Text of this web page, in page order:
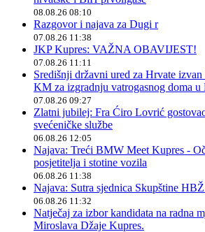
08.08.26 08:10
Razgovor i najava za Dugi r
07.08.26 11:38
JKP Kupres: VAŽNA OBAVIJEST!
07.08.26 11:11
Središnji državni ured za Hrvate
KM za izgradnju vatrogasnog doma u
07.08.26 09:27
Zlatni jubilej: Fra Ćiro Lovrić
svećeničke službe
06.08.26 12:05
Najava: Treći BMW Meet Kupres -
posjetitelja i stotine vozila
06.08.26 11:38
Najava: Sutra sjednica Skupštine
06.08.26 11:32
Natječaj za izbor kandidata na radna
Miroslava Džaje Kupres.